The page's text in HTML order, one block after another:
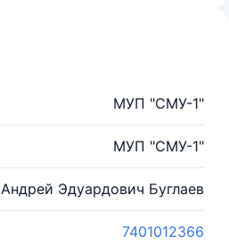
МУП "СМУ-1"
МУП "СМУ-1"
Андрей Эдуардович Буглаев
7401012366